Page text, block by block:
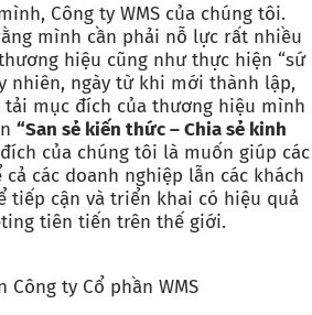
Công ty WMS của chúng tôi.
mình cần phải nỗ lực rất nhiều
hiệu cũng như thực hiện “sứ
nhiên, ngày từ khi mới thành lập,
tải mục đích của thương hiệu mình
“San sẻ kiến thức – Chia sẻ kinh
đích của chúng tôi là muốn giúp các
các doanh nghiệp lẫn các khách
tiếp cận và triển khai có hiệu quả
tiên tiến trên thế giới.
Công ty Cổ phần WMS